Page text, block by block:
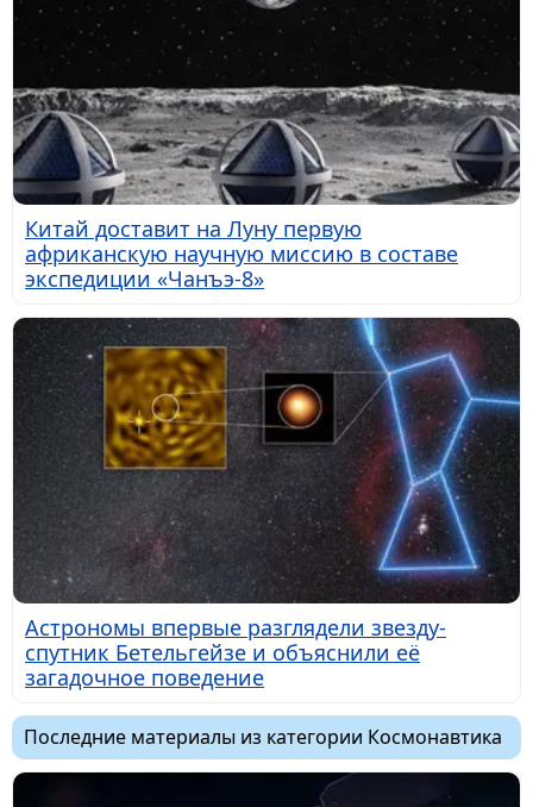
Китай доставит на Луну первую
африканскую научную миссию в составе
экспедиции «Чанъэ-8»
Астрономы впервые разглядели звезду-
спутник Бетельгейзе и объяснили её
загадочное поведение
Последние материалы из категории Космонавтика